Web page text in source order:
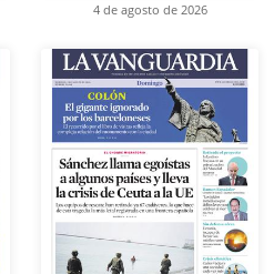
4 de agosto de 2026